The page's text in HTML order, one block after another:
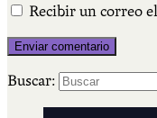
Recibir un correo
Buscar: